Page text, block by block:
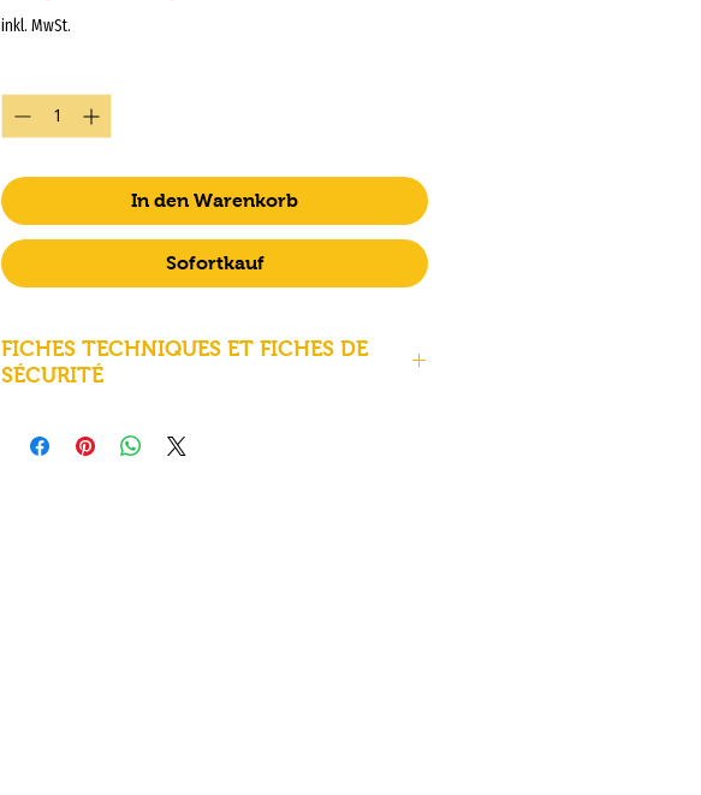
inkl. MwSt.
In den Warenkorb
Sofortkauf
FICHES TECHNIQUES ET FICHES DE
SÉCURITÉ
Diamètre ± 0,05 mm